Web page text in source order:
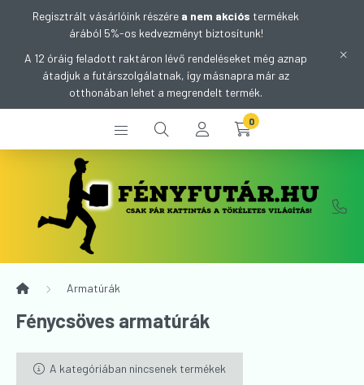
Regisztrált vásárlóink részére a nem akciós termékek
árából 5%-os kedvezményt biztosítunk!
A 12 óráig feladott raktáron lévő rendeléseket még aznap
átadjuk a futárszolgálatnak, így másnapra már az
otthonában lehet a megrendelt termék.
0
Armatúrák
Fénycsöves armatúrák
A kategóriában nincsenek termékek